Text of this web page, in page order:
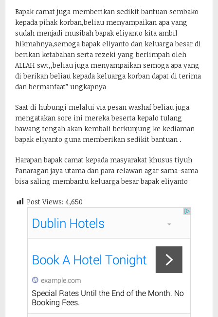
Bapak camat juga memberikan sedikit bantuan sembako
kepada pihak korban,beliau menyampaikan apa yang
sudah menjadi musibah bapak eliyanto kita ambil
hikmahnya,semoga bapak eliyanto dan keluarga besar di
berikan ketabahan serta rezeki yang berlimpah oleh
ALLAH swt,,beliau juga menyampaikan semoga apa yang
di berikan beliau kepada keluarga korban dapat di terima
dan bermanfaat” ungkapnya
Saat di hubungi melalui via pesan washaf beliau juga
mengatakan sore ini mereka beserta kepalo tulang
bawang tengah akan kembali berkunjung ke kediaman
bapak eliyanto guna memberikan sedikit bantuan .
Harapan bapak camat kepada masyarakat khusus tiyuh
Panaragan jaya utama dan para relawan agar sama-sama
bisa saling membantu keluarga besar bapak eliyanto
Post Views: 4,650